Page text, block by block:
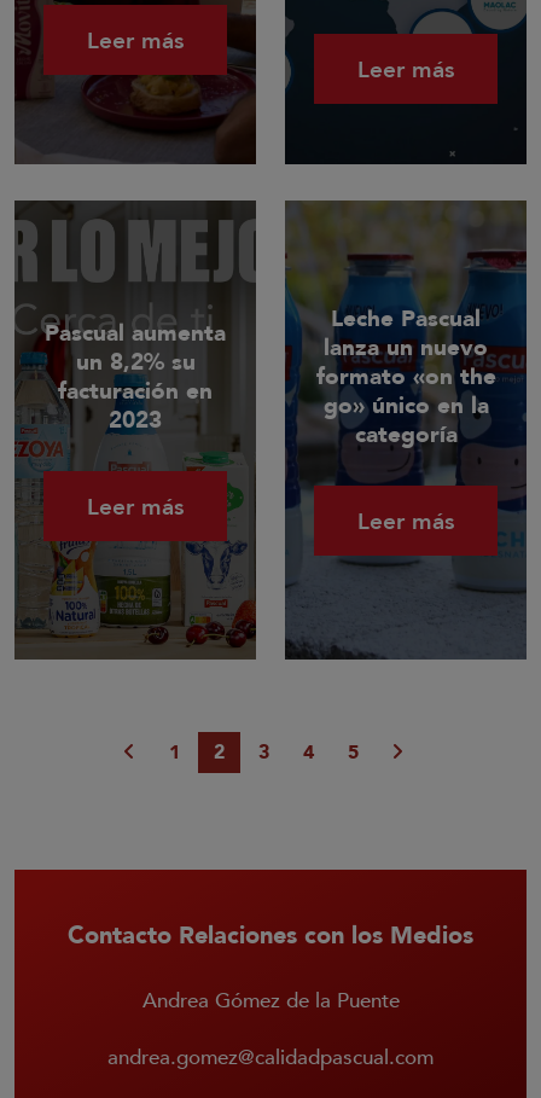
Leer más
Leer más
Pascual aumenta
un 8,2% su
facturación en
2023
Leer más
Leche Pascual
lanza un nuevo
formato «on the
go» único en la
categoría
Leer más
1 2 3 4 5
Contacto Relaciones con los Medios
Andrea Gómez de la Puente
andrea.gomez@calidadpascual.com